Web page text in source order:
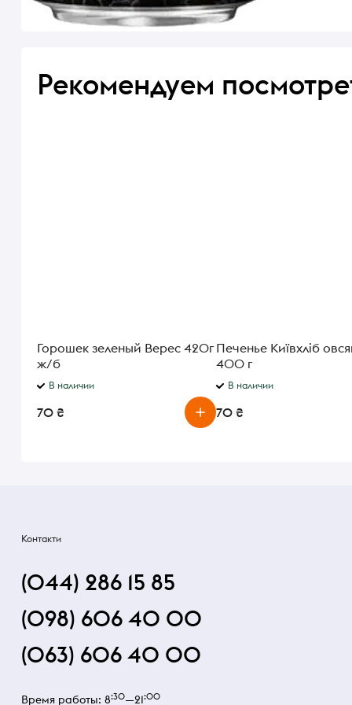
Рекомендуем
Горошек зеленый Верес 420г
ж/б
В наличии
70 ₴
Печенье Київхліб
400 г
В наличии
70 ₴
Контакти
(044) 286 15 85
(098) 606 40 00
(063) 606 40 00
Время работы: 8:30—21:00